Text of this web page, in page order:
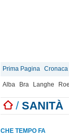
Prima Pagina Cronaca
Alba Bra Langhe
/ SANITÀ
CHE TEMPO FA